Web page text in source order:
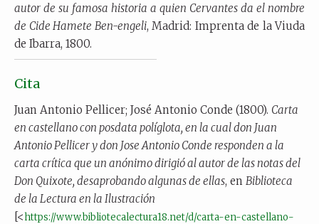
autor de su famosa historia a quien Cervantes da el nombre
de Cide Hamete Ben-engeli, Madrid: Imprenta de la Viuda
de Ibarra, 1800.
Cita
Juan Antonio Pellicer; José Antonio Conde (1800). Carta
en castellano con posdata políglota, en la cual don Juan
Antonio Pellicer y don Jose Antonio Conde responden a la
carta crítica que un anónimo dirigió al autor de las notas del
Don Quixote, desaprobando algunas de ellas, en Biblioteca
de la Lectura en la Ilustración
[<https://www.bibliotecalectura18.net/d/carta-en-castellano-